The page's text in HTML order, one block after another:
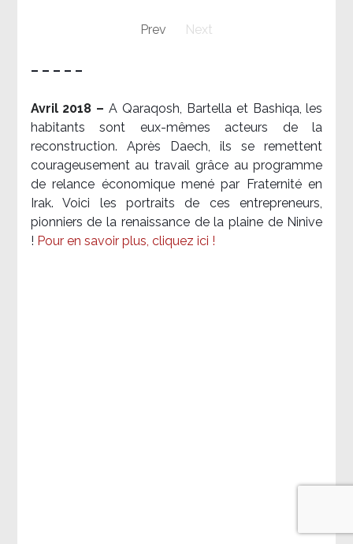
Prev Next
– – – – –
Avril 2018 –A Qaraqosh, Bartella et Bashiqa, les
habitants sont eux-mêmes acteurs de la
reconstruction. Après Daech, ils se remettent
courageusement au travail grâce au programme
de relance économique mené par Fraternité en
Irak. Voici les portraits de ces entrepreneurs,
pionniers de la renaissance de la plaine de Ninive
! Pour en savoir plus, cliquez ici !